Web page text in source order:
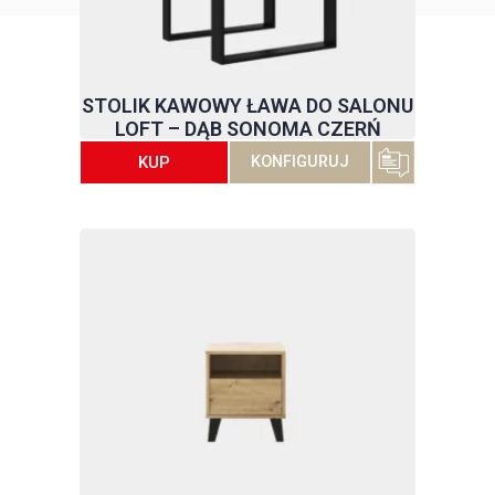
STOLIK KAWOWY ŁAWA DO SALONU
LOFT – DĄB SONOMA CZERŃ
KUP KONFIGURUJ